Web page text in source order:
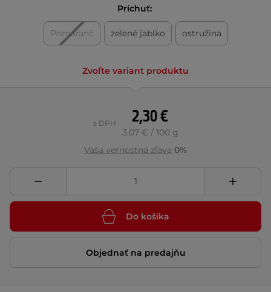
Príchuť:
Pomaranč zelené jablko ostružina
Zvoľte variant produktu
2,30 €
3,07 € / 100 g
s DPH
Vaša vernostná zľava 0%
Do košíka
Objednať na predajňu